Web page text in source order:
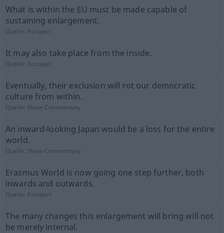
What is within the EU must be made capable of
sustaining enlargement.
Quelle: Europarl
It may also take place from the inside.
Quelle: Europarl
Eventually, their exclusion will rot our democratic
culture from within.
Quelle: News-Commentary
An inward-looking Japan would be a loss for the entire
world.
Quelle: News-Commentary
Erasmus World is now going one step further, both
inwards and outwards.
Quelle: Europarl
The many changes this enlargement will bring will not
be merely internal.